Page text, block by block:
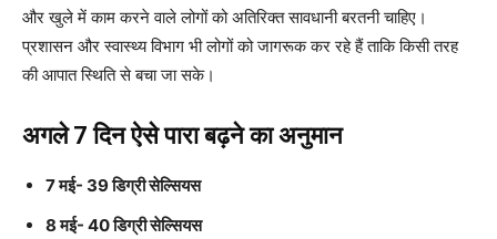
और खुले में काम करने वाले लोगों को अतिरिक्त सावधानी बरतनी चाहिए।
प्रशासन और स्वास्थ्य विभाग भी लोगों को जागरूक कर रहे हैं ताकि किसी तरह
की आपात स्थिति से बचा जा सके।
अगले 7 दिन ऐसे पारा बढ़ने का अनुमान
7 मई- 39 डिग्री सेल्सियस
8 मई- 40 डिग्री सेल्सियस